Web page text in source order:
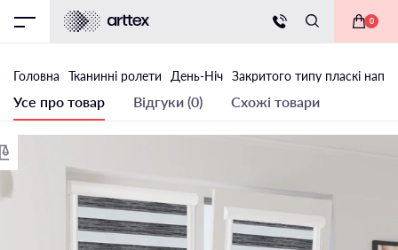
0
Головна Тканинні ролети День-Ніч Закритого типу пласкі
Усе про товар Відгуки (0) Схожі товари